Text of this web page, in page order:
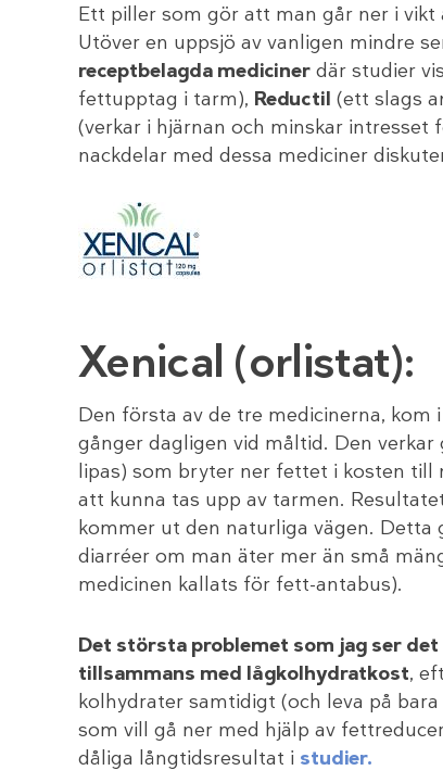
Ett piller som gör att man går ner i
Utöver en uppsjö av vanligen mindre
receptbelagda mediciner där studier
fettupptag i tarm), Reductil (ett slags
(verkar i hjärnan och minskar
nackdelar med dessa mediciner
Xenical (orlistat):
Den första av de tre medicinerna,
gånger dagligen vid måltid. Den
lipas) som bryter ner fettet i kosten
att kunna tas upp av tarmen.
kommer ut den naturliga vägen. Detta
diarréer om man äter mer än små
medicinen kallats för fett-antabus).
Det största problemet som jag ser
tillsammans med lågkolhydratkost,
kolhydrater samtidigt (och leva på
som vill gå ner med hjälp av
dåliga långtidsresultat i studier.